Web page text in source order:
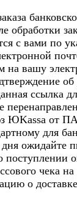
обработки
с вами по
на вашу
ссылка
ЮKassa от
для
дня ожидайте
поступлении
чека
о